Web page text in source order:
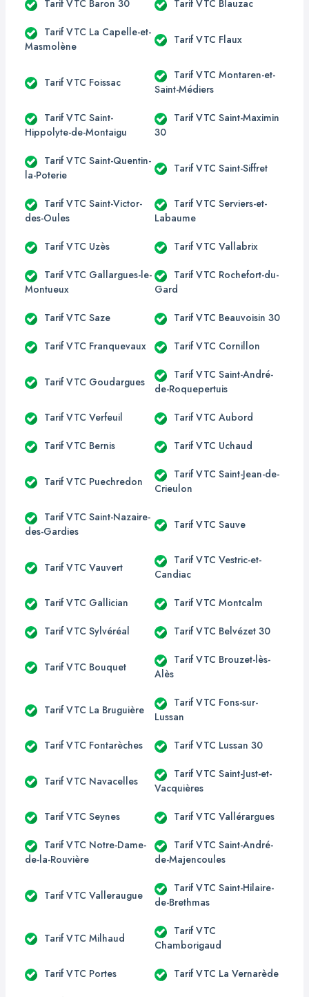
Tarif VTC Baron 30 Tarif VTC Blauzac
Tarif VTC La Capelle-et-
Masmolène
Tarif VTC Flaux
Tarif VTC Foissac
Tarif VTC Montaren-et-
Saint-Médiers
Tarif VTC Saint-
Hippolyte-de-Montaigu
Tarif VTC Saint-Maximin
30
Tarif VTC Saint-Quentin-
la-Poterie
Tarif VTC Saint-Siffret
Tarif VTC Saint-Victor-
des-Oules
Tarif VTC Serviers-et-
Labaume
Tarif VTC Uzès Tarif VTC Vallabrix
Tarif VTC Gallargues-le-
Montueux
Tarif VTC Rochefort-du-
Gard
Tarif VTC Saze Tarif VTC Beauvoisin 30
Tarif VTC Franquevaux Tarif VTC Cornillon
Tarif VTC Goudargues
Tarif VTC Saint-André-
de-Roquepertuis
Tarif VTC Verfeuil Tarif VTC Aubord
Tarif VTC Bernis Tarif VTC Uchaud
Tarif VTC Puechredon
Tarif VTC Saint-Jean-de-
Crieulon
Tarif VTC Saint-Nazaire-
des-Gardies
Tarif VTC Sauve
Tarif VTC Vauvert
Tarif VTC Vestric-et-
Candiac
Tarif VTC Gallician Tarif VTC Montcalm
Tarif VTC Sylvéréal Tarif VTC Belvézet 30
Tarif VTC Bouquet
Tarif VTC Brouzet-lès-
Alès
Tarif VTC La Bruguière
Tarif VTC Fons-sur-
Lussan
Tarif VTC Fontarèches Tarif VTC Lussan 30
Tarif VTC Navacelles
Tarif VTC Saint-Just-et-
Vacquières
Tarif VTC Seynes Tarif VTC Vallérargues
Tarif VTC Notre-Dame-
de-la-Rouvière
Tarif VTC Saint-André-
de-Majencoules
Tarif VTC Valleraugue
Tarif VTC Saint-Hilaire-
de-Brethmas
Tarif VTC Milhaud
Tarif VTC
Chamborigaud
Tarif VTC Portes Tarif VTC La Vernarède